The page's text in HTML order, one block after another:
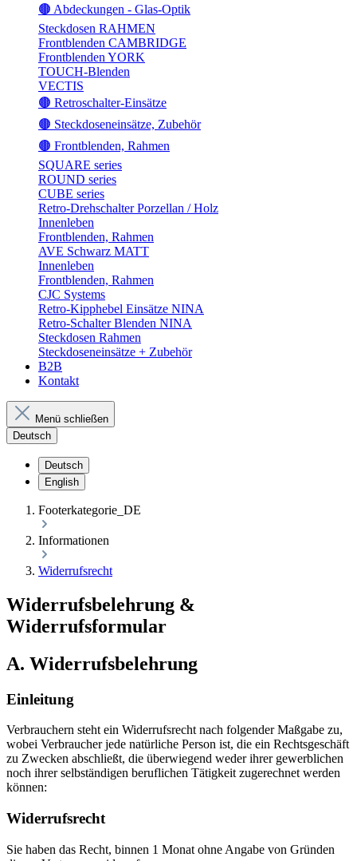
🟤 Abdeckungen - Glas-Optik
Steckdosen RAHMEN
Frontblenden CAMBRIDGE
Frontblenden YORK
TOUCH-Blenden
VECTIS
🟤 Retroschalter-Einsätze
🟤 Steckdoseneinsätze, Zubehör
🟤 Frontblenden, Rahmen
SQUARE series
ROUND series
CUBE series
Retro-Drehschalter Porzellan / Holz
Innenleben
Frontblenden, Rahmen
AVE Schwarz MATT
Innenleben
Frontblenden, Rahmen
CJC Systems
Retro-Kipphebel Einsätze NINA
Retro-Schalter Blenden NINA
Steckdosen Rahmen
Steckdoseneinsätze + Zubehör
B2B
Kontakt
Menü schließen
Deutsch
Deutsch
English
Footerkategorie_DE
Informationen
Widerrufsrecht
Widerrufsbelehrung &
Widerrufsformular
A. Widerrufsbelehrung
Einleitung
Verbrauchern steht ein Widerrufsrecht nach folgender Maßgabe zu,
wobei Verbraucher jede natürliche Person ist, die ein Rechtsgeschäft
zu Zwecken abschließt, die überwiegend weder ihrer gewerblichen
noch ihrer selbständigen beruflichen Tätigkeit zugerechnet werden
können:
Widerrufsrecht
Sie haben das Recht, binnen 1 Monat ohne Angabe von Gründen